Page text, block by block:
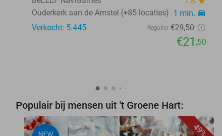
Ouderkerk aan de Amstel (+85 locaties) 1 min. directions_car
Verkocht: 5.445 Regulier €29,50
€21 ,50
Populair bij mensen uit 't Groene Hart:
49%
NEW